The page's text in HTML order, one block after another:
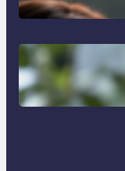
การจ